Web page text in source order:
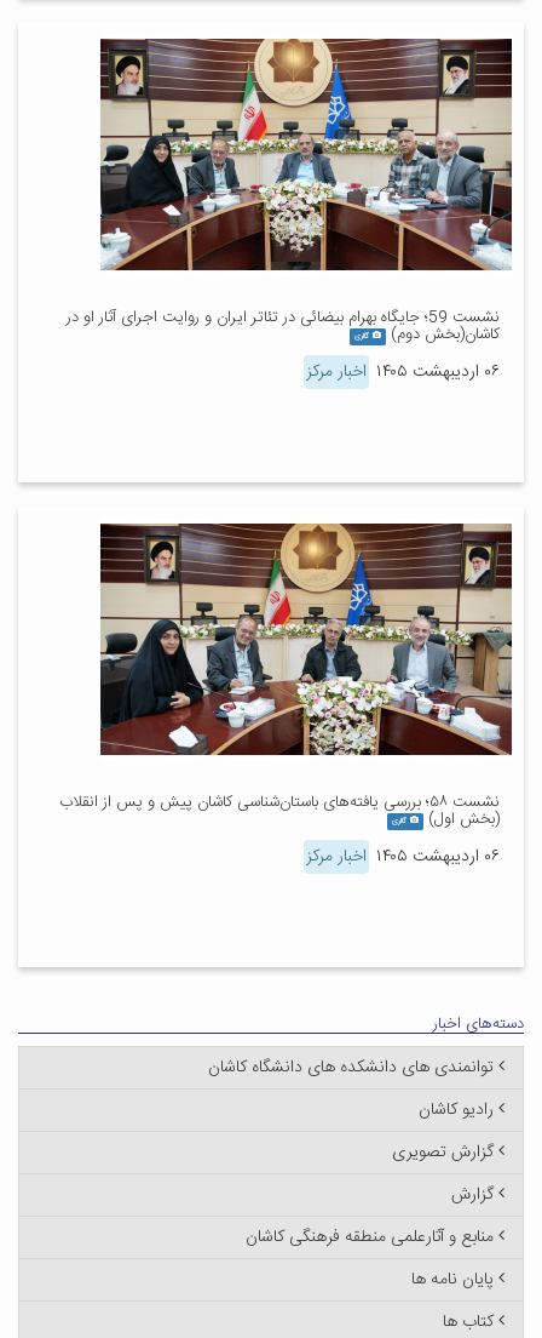
نشست 59؛ جایگاه بهرام بیضائی در تئاتر ایران و روایت اجرای آثار او در
کاشان(بخش دوم) گالری
۰۶ اردیبهشت ۱۴۰۵ اخبار مرکز
نشست ۵۸؛ بررسی یافته‌های باستان‌شناسی کاشان پیش و پس از انقلاب
(بخش اول) گالری
۰۶ اردیبهشت ۱۴۰۵ اخبار مرکز
دسته‌های اخبار
توانمندی های دانشکده های دانشگاه کاشان
رادیو کاشان
گزارش تصویری
گزارش
منابع و آثارعلمی منطقه فرهنگی کاشان
پایان نامه ها
کتاب ها